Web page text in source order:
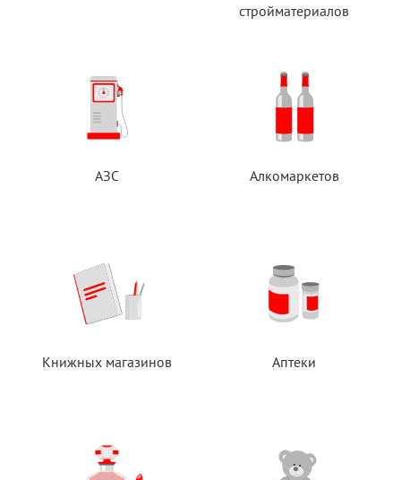
стройматериалов
АЗС Алкомаркетов
Книжных магазинов Аптеки